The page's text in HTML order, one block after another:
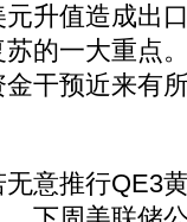
升值造成出
的一大重点
干预近来有
意推行QE3